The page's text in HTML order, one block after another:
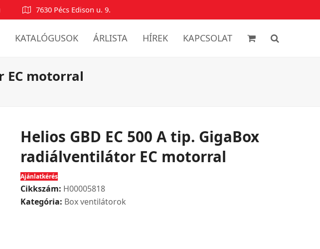
7630 Pécs Edison u. 9.
KATALÓGUSOK ÁRLISTA HÍREK KAPCSOLAT
EC motorral
Helios GBD EC 500 A tip. GigaBox
radiálventilátor EC motorral
Ajánlatkérés
Cikkszám: H00005818
Kategória: Box ventilátorok